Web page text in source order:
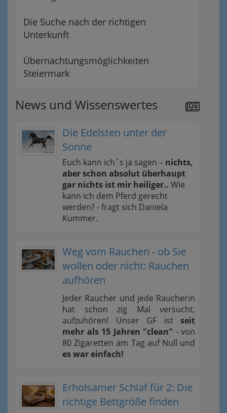
Die Suche nach der richtigen
Unterkunft
Übernachtungsmöglichkeiten
Steiermark
News und Wissenswertes
Die Edelsten unter der
Sonne
Euch kann ich´s ja sagen – nichts,
aber schon absolut überhaupt
gar nichts ist mir heiliger.. Wie
kann ich dem Pferd gerecht
werden? - fragt sich Daniela
Kummer.
Weg vom Rauchen - ob Sie
wollen oder nicht: Rauchen
aufhören
Jeder Raucher und jede Raucherin
hat schon zig Mal versucht,
aufzuhören! Unser GF ist seit
mehr als 15 Jahren "clean" - von
80 Zigaretten am Tag auf Null und
es war einfach!
Erholsamer Schlaf für 2: Die
richtige Bettgröße finden